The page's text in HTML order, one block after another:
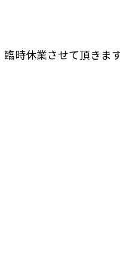
時休業させて頂きま